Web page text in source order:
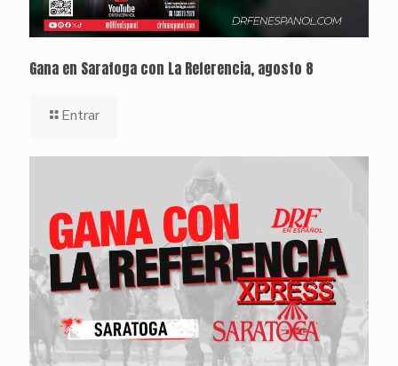
Gana en Saratoga con La Referencia, agosto 8
Entrar